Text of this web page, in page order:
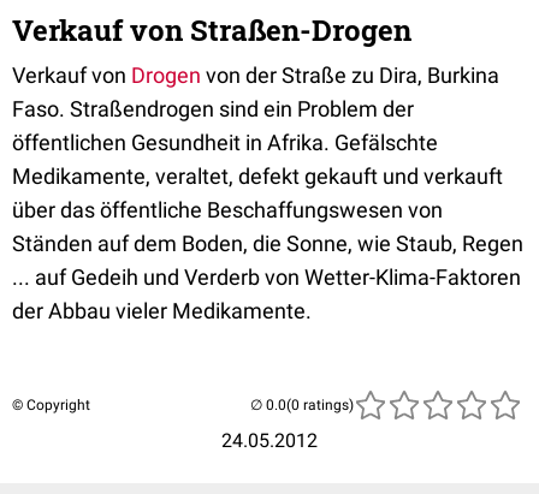
Verkauf von Straßen-Drogen
Verkauf von Drogen von der Straße zu Dira, Burkina
Faso. Straßendrogen sind ein Problem der
öffentlichen Gesundheit in Afrika. Gefälschte
Medikamente, veraltet, defekt gekauft und verkauft
über das öffentliche Beschaffungswesen von
Ständen auf dem Boden, die Sonne, wie Staub, Regen
... auf Gedeih und Verderb von Wetter-Klima-Faktoren
der Abbau vieler Medikamente.
© Copyright
24.05.2012
(0 ratings)